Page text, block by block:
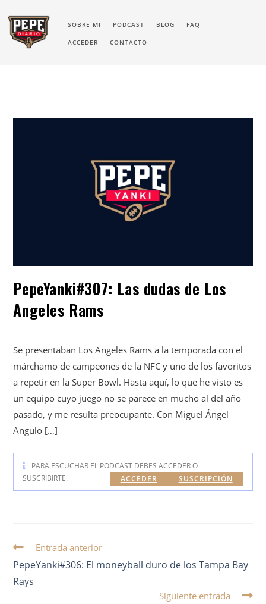
SOBRE MI PODCAST BLOG FAQ
ACCEDER CONTACTO
PepeYanki#307: Las dudas de Los
Angeles Rams
Se presentaban Los Angeles Rams a la temporada con el
márchamo de campeones de la NFC y uno de los favoritos
a repetir en la Super Bowl. Hasta aquí, lo que he visto es
un equipo cuyo juego no se parece en mucho al del año
pasado, y me resulta preocupante. Con Miguel Ángel
Angulo […]
PARA ESCUCHAR EL PODCAST DEBES ACCEDER O
SUSCRIBIRTE.
SUSCRIPCIÓN
ACCEDER
Entrada anterior
PepeYanki#306: El moneyball duro de los Tampa Bay
Rays
Siguiente entrada